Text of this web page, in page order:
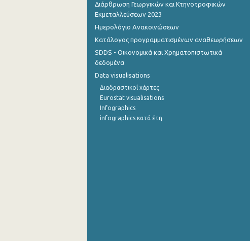
Νοεμβρίου 2022
Σεπτεμβρίου 2022
Αυγούστου 2022
Ιουλίου 2022
Ιουνίου 2022
Διάρθρωση Γεωργικών και Κτηνοτροφικών
Εκμεταλλεύσεων 2023
Ημερολόγιο Ανακοινώσεων
Κατάλογος προγραμματισμένων αναθεωρήσεων
SDDS - Οικονομικά και Χρηματοπιστωτικά
δεδομένα
Data visualisations
Διαδραστικοί χάρτες
Eurostat visualisations
Infographics
infographics κατά έτη